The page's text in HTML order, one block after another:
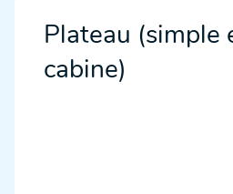
Plateau (simple
cabine)